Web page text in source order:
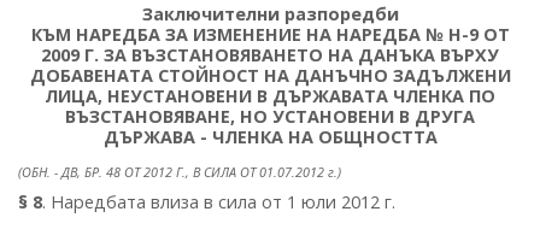
Заключителни разпоредби
КЪМ НАРЕДБА ЗА ИЗМЕНЕНИЕ НА НАРЕДБА № Н-9 ОТ
2009 Г. ЗА ВЪЗСТАНОВЯВАНЕТО НА ДАНЪКА ВЪРХУ
ДОБАВЕНАТА СТОЙНОСТ НА ДАНЪЧНО ЗАДЪЛЖЕНИ
ЛИЦА, НЕУСТАНОВЕНИ В ДЪРЖАВАТА ЧЛЕНКА ПО
ВЪЗСТАНОВЯВАНЕ, НО УСТАНОВЕНИ В ДРУГА
ДЪРЖАВА - ЧЛЕНКА НА ОБЩНОСТТА
(ОБН. - ДВ, БР. 48 ОТ 2012 Г., В СИЛА ОТ 01.07.2012 г.)
§ 8. Наредбата влиза в сила от 1 юли 2012 г.